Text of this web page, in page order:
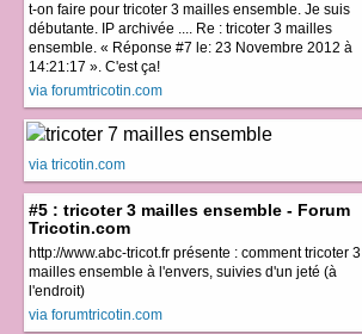
t-on faire pour tricoter 3 mailles ensemble. Je suis
débutante. IP archivée .... Re : tricoter 3 mailles
ensemble. « Réponse #7 le: 23 Novembre 2012 à
14:21:17 ». C'est ça!
via forumtricotin.com
via tricotin.com
#5 : tricoter 3 mailles ensemble - Forum
Tricotin.com
http://www.abc-tricot.fr présente : comment tricoter 3
mailles ensemble à l'envers, suivies d'un jeté (à
l'endroit)
via forumtricotin.com